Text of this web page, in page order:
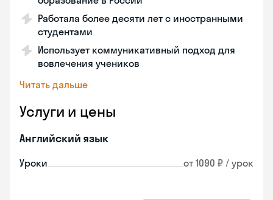
Работала более десяти лет с иностранными
студентами
Использует коммуникативный подход для
вовлечения учеников
Читать дальше
Услуги и цены
Английский язык
Уроки от 1090 ₽ / урок